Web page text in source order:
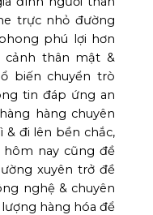
trực nhỏ đường
phú lợi hơn
thân mật &
biến chuyển trò
tin đáp ứng an
hàng chuyên
& đi lên bền chắc,
nay cũng đề
xuyên trở đề
nghệ & chuyên
hàng hóa để